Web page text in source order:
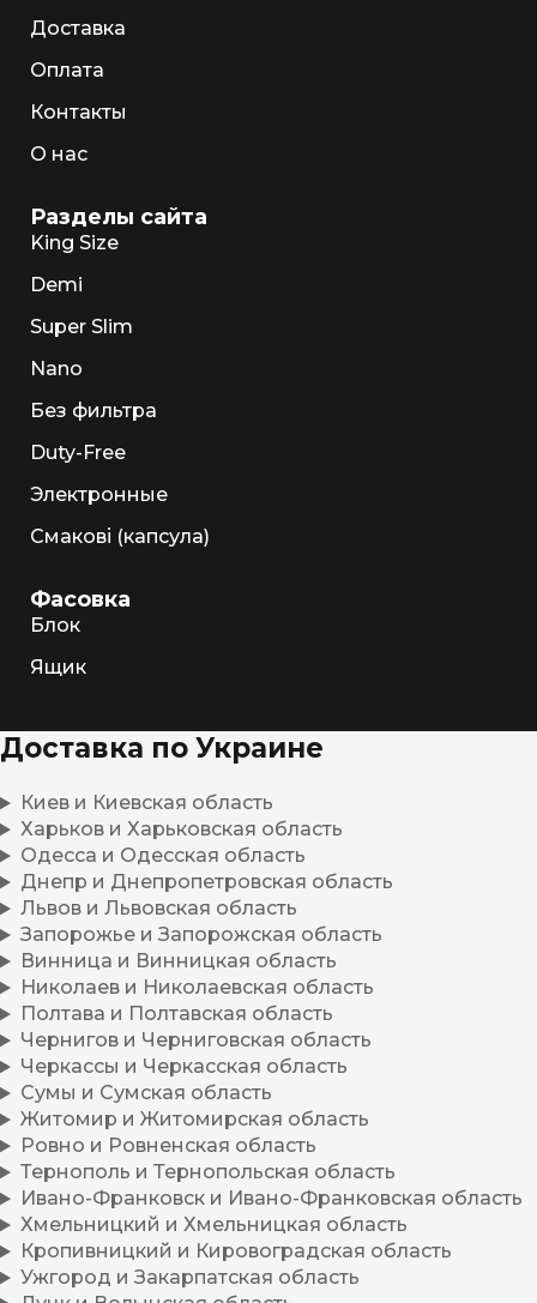
Доставка
Оплата
Контакты
О нас
Разделы сайта
King Size
Demi
Super Slim
Nano
Без фильтра
Duty-Free
Электронные
Смакові (капсула)
Фасовка
Блок
Ящик
Доставка по Украине
Киев и Киевская область
Харьков и Харьковская область
Одесса и Одесская область
Днепр и Днепропетровская область
Львов и Львовская область
Запорожье и Запорожская область
Винница и Винницкая область
Николаев и Николаевская область
Полтава и Полтавская область
Чернигов и Черниговская область
Черкассы и Черкасская область
Сумы и Сумская область
Житомир и Житомирская область
Ровно и Ровненская область
Тернополь и Тернопольская область
Ивано-Франковск и Ивано-Франковская область
Хмельницкий и Хмельницкая область
Кропивницкий и Кировоградская область
Ужгород и Закарпатская область